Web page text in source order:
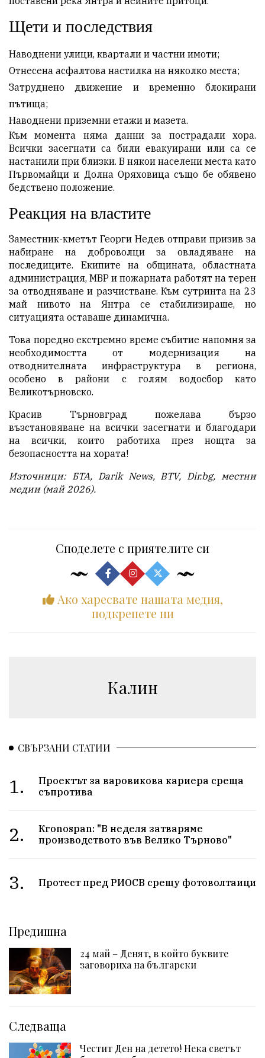
Щети и последствия
Наводнени улици, квартали и частни имоти;
Отнесена асфалтова настилка на няколко места;
Затруднено движение и временно блокирани
пътища;
Наводнени приземни етажи и мазета.
Към момента няма данни за пострадали хора.
Всички засегнати са били евакуирани или са се
настанили при близки. В някои населени места като
Първомайци и Долна Оряховица също бе обявено
бедствено положение.
Реакция на властите
Заместник-кметът Георги Недев отправи призив за
набиране на доброволци за овладяване на
последиците. Екипите на общината, областната
администрация, МВР и пожарната работят на терен
за отводняване и разчистване. Към сутринта на 23
май нивото на Янтра се стабилизираше, но
ситуацията оставаше динамична.
Това поредно екстремно време събитие напомня за
необходимостта от модернизация на
отводнителната инфраструктура в региона,
особено в райони с голям водосбор като
Великотърновско.
Красив Търновград пожелава бързо
възстановяване на всички засегнати и благодари
на всички, които работиха през нощта за
безопасността на хората!
Източници: БТА, Darik News, BTV, Dir.bg, местни
медии (май 2026).
Споделете с приятелите си
Ако харесвате нашата медия,
подкрепете ни
Калин
СВЪРЗАНИ СТАТИИ
1.
Проектът за варовикова кариера среща
съпротива
2.
Кrоnоѕраn: "B нeдeля зaтвapямe
пpoизвoдcтвoтo във Beлиĸo Tъpнoвo"
3. Протест пред РИОСВ срещу фотоволтаици
Предишна
24 май – Денят, в който буквите
заговориха на български
Следваща
Честит Ден на детето! Нека светът